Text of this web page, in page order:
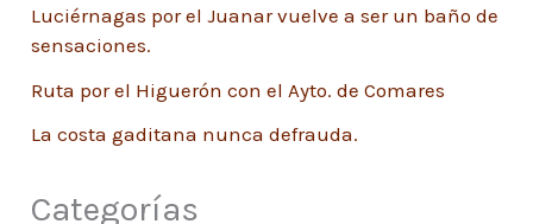
Luciérnagas por el Juanar vuelve a ser un baño de
sensaciones.
Ruta por el Higuerón con el Ayto. de Comares
La costa gaditana nunca defrauda.
Categorías